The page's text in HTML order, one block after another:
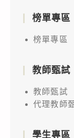
榜單專區
榜單專區
教師甄試
教師甄試
代理教師
學生專區